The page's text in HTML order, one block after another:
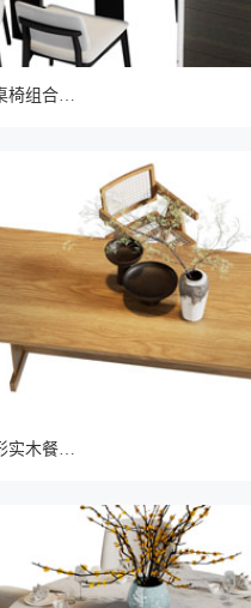
现代吧台餐桌椅组合3d模型
侘寂风长方形实木餐桌椅组合3d模型